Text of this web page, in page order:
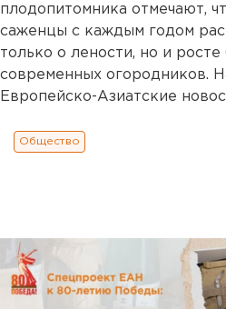
плодопитомника отмечают,
саженцы с каждым годом
только о лености, но и росте
современных огородников.
Европейско-Азиатские
Общество